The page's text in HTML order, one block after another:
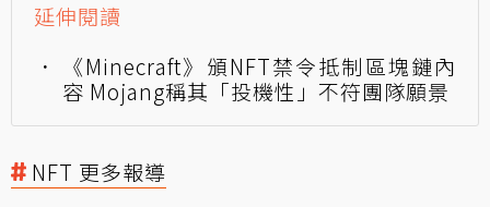
延伸閱讀
《Minecraft》頒NFT禁令抵制區塊鏈內
容 Mojang稱其「投機性」不符團隊願景
NFT 更多報導